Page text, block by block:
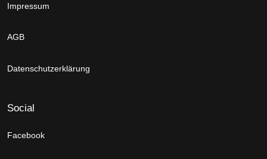
Impressum
AGB
Datenschutzerklärung
Social
Facebook